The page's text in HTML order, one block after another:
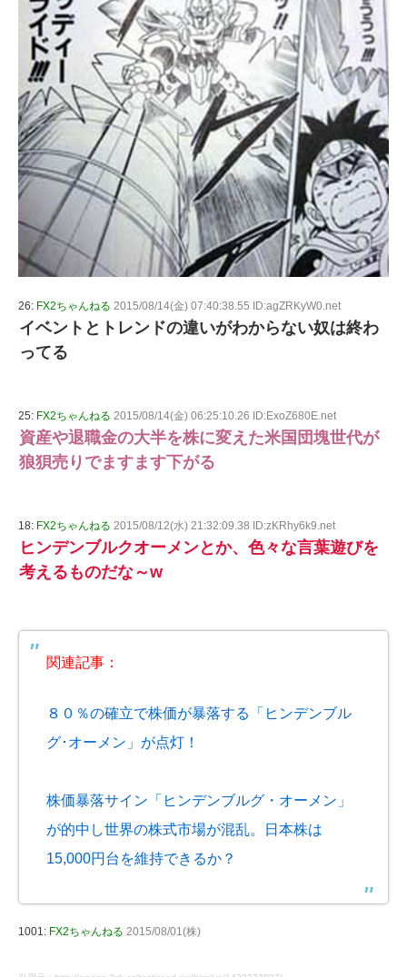
26: FX2ちゃんねる 2015/08/14(金) 07:40:38.55 ID:agZRKyW0.net
イベントとトレンドの違いがわからない奴は終わ
ってる
25: FX2ちゃんねる 2015/08/14(金) 06:25:10.26 ID:ExoZ680E.net
資産や退職金の大半を株に変えた米国団塊世代が
狼狽売りでますます下がる
18: FX2ちゃんねる 2015/08/12(水) 21:32:09.38 ID:zKRhy6k9.net
ヒンデンブルクオーメンとか、色々な言葉遊びを
考えるものだな～w
関連記事：
８０％の確立で株価が暴落する「ヒンデンブル
グ･オーメン」が点灯！
株価暴落サイン「ヒンデンブルグ・オーメン」
が的中し世界の株式市場が混乱。日本株は
15,000円台を維持できるか？
1001: FX2ちゃんねる 2015/08/01(株)